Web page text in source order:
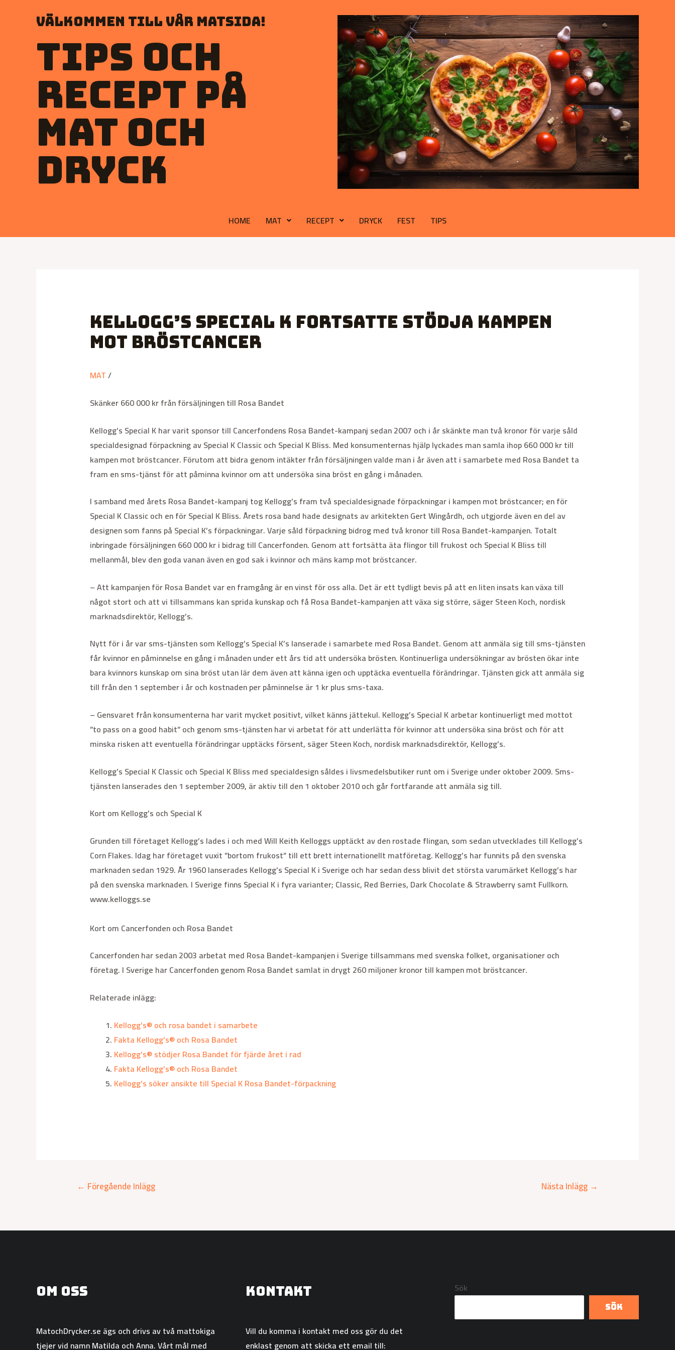
Välkommen till vår matsida!
Tips och
recept på
mat och
dryck
HOME MAT RECEPT DRYCK FEST TIPS
Kellogg’s Special K fortsatte stödja kampen
mot bröstcancer
MAT/
Skänker 660 000 kr från försäljningen till Rosa Bandet
Kellogg’s Special K har varit sponsor till Cancerfondens Rosa Bandet-kampanj sedan 2007 och i år skänkte man två kronor för varje såld
specialdesignad förpackning av Special K Classic och Special K Bliss. Med konsumenternas hjälp lyckades man samla ihop 660 000 kr till
kampen mot bröstcancer. Förutom att bidra genom intäkter från försäljningen valde man i år även att i samarbete med Rosa Bandet ta
fram en sms-tjänst för att påminna kvinnor om att undersöka sina bröst en gång i månaden.
I samband med årets Rosa Bandet-kampanj tog Kellogg’s fram två specialdesignade förpackningar i kampen mot bröstcancer; en för
Special K Classic och en för Special K Bliss. Årets rosa band hade designats av arkitekten Gert Wingårdh, och utgjorde även en del av
designen som fanns på Special K’s förpackningar. Varje såld förpackning bidrog med två kronor till Rosa Bandet-kampanjen. Totalt
inbringade försäljningen 660 000 kr i bidrag till Cancerfonden. Genom att fortsätta äta flingor till frukost och Special K Bliss till
mellanmål, blev den goda vanan även en god sak i kvinnor och mäns kamp mot bröstcancer.
– Att kampanjen för Rosa Bandet var en framgång är en vinst för oss alla. Det är ett tydligt bevis på att en liten insats kan växa till
något stort och att vi tillsammans kan sprida kunskap och få Rosa Bandet-kampanjen att växa sig större, säger Steen Koch, nordisk
marknadsdirektör, Kellogg’s.
Nytt för i år var sms-tjänsten som Kellogg’s Special K’s lanserade i samarbete med Rosa Bandet. Genom att anmäla sig till sms-tjänsten
får kvinnor en påminnelse en gång i månaden under ett års tid att undersöka brösten. Kontinuerliga undersökningar av brösten ökar inte
bara kvinnors kunskap om sina bröst utan lär dem även att känna igen och upptäcka eventuella förändringar. Tjänsten gick att anmäla sig
till från den 1 september i år och kostnaden per påminnelse är 1 kr plus sms-taxa.
– Gensvaret från konsumenterna har varit mycket positivt, vilket känns jättekul. Kellogg’s Special K arbetar kontinuerligt med mottot
”to pass on a good habit” och genom sms-tjänsten har vi arbetat för att underlätta för kvinnor att undersöka sina bröst och för att
minska risken att eventuella förändringar upptäcks försent, säger Steen Koch, nordisk marknadsdirektör, Kellogg’s.
Kellogg’s Special K Classic och Special K Bliss med specialdesign såldes i livsmedelsbutiker runt om i Sverige under oktober 2009. Sms-
tjänsten lanserades den 1 september 2009, är aktiv till den 1 oktober 2010 och går fortfarande att anmäla sig till.
Kort om Kellogg’s och Special K
Grunden till företaget Kellogg’s lades i och med Will Keith Kelloggs upptäckt av den rostade flingan, som sedan utvecklades till Kellogg’s
Corn Flakes. Idag har företaget vuxit ”bortom frukost” till ett brett internationellt matföretag. Kellogg’s har funnits på den svenska
marknaden sedan 1929. År 1960 lanserades Kellogg’s Special K i Sverige och har sedan dess blivit det största varumärket Kellogg’s har
på den svenska marknaden. I Sverige finns Special K i fyra varianter; Classic, Red Berries, Dark Chocolate & Strawberry samt Fullkorn.
www.kelloggs.se
Kort om Cancerfonden och Rosa Bandet
Cancerfonden har sedan 2003 arbetat med Rosa Bandet-kampanjen i Sverige tillsammans med svenska folket, organisationer och
företag. I Sverige har Cancerfonden genom Rosa Bandet samlat in drygt 260 miljoner kronor till kampen mot bröstcancer.
Relaterade inlägg:
Kellogg’s® och rosa bandet i samarbete
Fakta Kellogg’s® och Rosa Bandet
Kellogg’s® stödjer Rosa Bandet för fjärde året i rad
Fakta Kellogg’s® och Rosa Bandet
Kellogg’s söker ansikte till Special K Rosa Bandet-förpackning
← Föregående Inlägg Nästa Inlägg →
Om oss
MatochDrycker.se ägs och drivs av två mattokiga
tjejer vid namn Matilda och Anna. Vårt mål med
Kontakt
Vill du komma i kontakt med oss gör du det
enklast genom att skicka ett email till:
Sök
Sök